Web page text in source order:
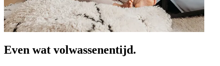
Even wat volwassenentijd.